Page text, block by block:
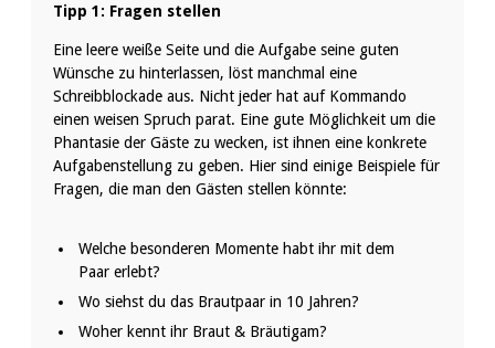
Tipp 1: Fragen stellen
Eine leere weiße Seite und die Aufgabe seine guten
Wünsche zu hinterlassen, löst manchmal eine
Schreibblockade aus. Nicht jeder hat auf Kommando
einen weisen Spruch parat. Eine gute Möglichkeit um die
Phantasie der Gäste zu wecken, ist ihnen eine konkrete
Aufgabenstellung zu geben. Hier sind einige Beispiele für
Fragen, die man den Gästen stellen könnte:
Welche besonderen Momente habt ihr mit dem
Paar erlebt?
Wo siehst du das Brautpaar in 10 Jahren?
Woher kennt ihr Braut & Bräutigam?